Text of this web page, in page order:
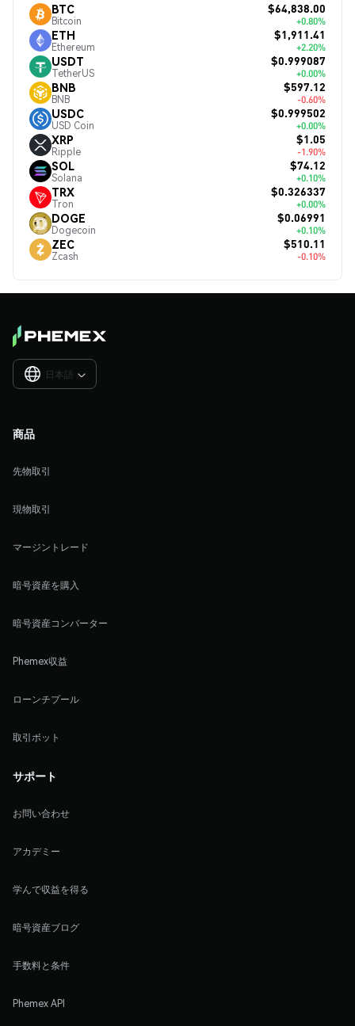
BTC
Bitcoin
$64,838.00
+0.80%
ETH
Ethereum
$1,911.41
+2.20%
USDT
TetherUS
$0.999087
+0.00%
BNB
BNB
$597.12
-0.60%
USDC
USD Coin
$0.999502
+0.00%
XRP
Ripple
$1.05
-1.90%
SOL
Solana
$74.12
+0.10%
TRX
Tron
$0.326337
+0.00%
DOGE
Dogecoin
$0.06991
+0.10%
ZEC
Zcash
$510.11
-0.10%
日本語 
商品
先物取引
現物取引
マージントレード
暗号資産を購入
暗号資産コンバーター
Phemex収益
ローンチプール
取引ボット
サポート
お問い合わせ
アカデミー
学んで収益を得る
暗号資産ブログ
手数料と条件
Phemex API